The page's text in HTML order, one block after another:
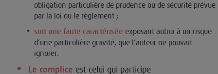
obligation particulière de prudence ou de sécurité prévue
par la loi ou le règlement ;
soit une faute caractérisée exposant autrui à un risque
d’une particulière gravité, que l’auteur ne pouvait
ignorer.
Le complice est celui qui participe